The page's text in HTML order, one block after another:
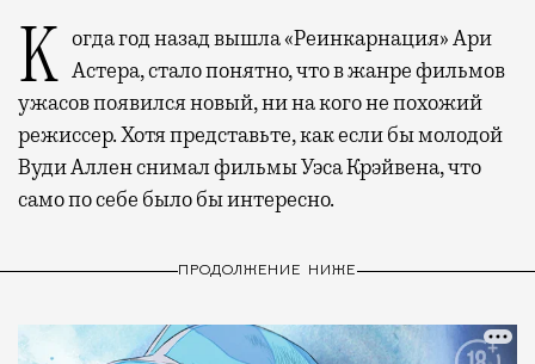
Когда год назад вышла «Реинкарнация» Ари Астера, стало понятно, что в жанре фильмов
ужасов появился новый, ни на кого не похожий
режиссер. Хотя представьте, как если бы молодой
Вуди Аллен снимал фильмы Уэса Крэйвена, что
само по себе было бы интересно.
ПРОДОЛЖЕНИЕ НИЖЕ